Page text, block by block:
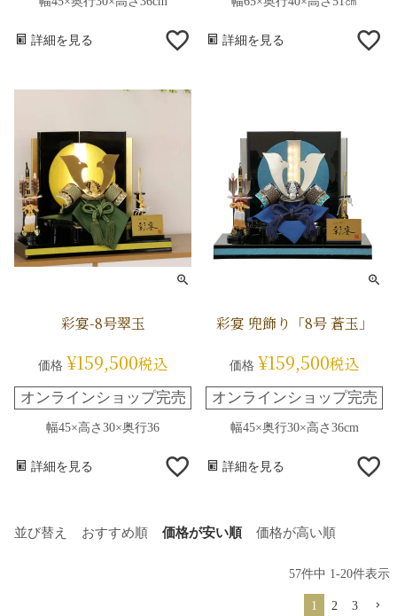
詳細を見る 詳細を見る
彩宴-8号翠玉
価格 ¥159,500税込
オンラインショップ完売
幅45×高さ30×奥行36
詳細を見る
彩宴 兜飾り「8号 蒼玉」
価格 ¥159,500税込
オンラインショップ完売
幅45×奥行30×高さ36cm
詳細を見る
並び替え おすすめ順 価格が安い順 価格が高い順
57件中 1-20件表示
1 2 3